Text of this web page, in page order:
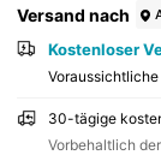
Versand nach
Kostenloser
30-tägige
Vorbehaltlich